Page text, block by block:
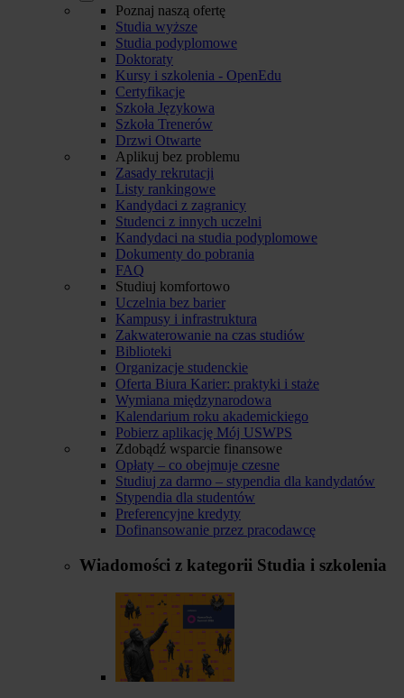
Poznaj naszą ofertę
Studia wyższe
Studia podyplomowe
Doktoraty
Kursy i szkolenia - OpenEdu
Certyfikacje
Szkoła Językowa
Szkoła Trenerów
Drzwi Otwarte
Aplikuj bez problemu
Zasady rekrutacji
Listy rankingowe
Kandydaci z zagranicy
Studenci z innych uczelni
Kandydaci na studia podyplomowe
Dokumenty do pobrania
FAQ
Studiuj komfortowo
Uczelnia bez barier
Kampusy i infrastruktura
Zakwaterowanie na czas studiów
Biblioteki
Organizacje studenckie
Oferta Biura Karier: praktyki i staże
Wymiana międzynarodowa
Kalendarium roku akademickiego
Pobierz aplikację Mój USWPS
Zdobądź wsparcie finansowe
Opłaty – co obejmuje czesne
Studiuj za darmo – stypendia dla kandydatów
Stypendia dla studentów
Preferencyjne kredyty
Dofinansowanie przez pracodawcę
Wiadomości z kategorii Studia i szkolenia